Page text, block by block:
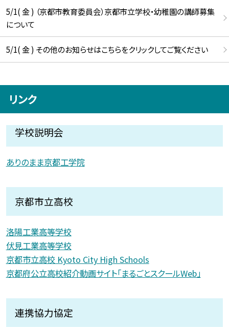
5/1( 金 ) （京都市教育委員会）京都市立学校・幼稚園の講師募集
について
5/1( 金 ) その他のお知らせはこちらをクリックしてご覧ください
リンク
学校説明会
ありのまま京都工学院
京都市立高校
洛陽工業高等学校
伏見工業高等学校
京都市立高校 Kyoto City High Schools
京都府公立高校紹介動画サイト「まるごとスクールWeb」
連携協力協定